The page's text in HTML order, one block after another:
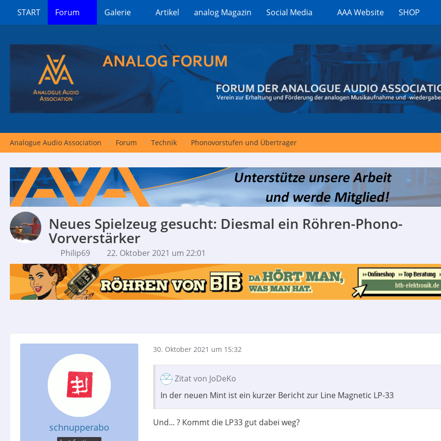
START Forum Galerie Artikel analog Magazin Social Media AAA Website SHOP
Analogue Audio Association Forum Technik Phonovorstufen und Übertrager
Neues Spielzeug gesucht: Diesmal ein Röhren-Phono-
Vorverstärker
Philip69 22. Oktober 2021 um 22:01
schnupperabo
30. Oktober 2021 um 15:32
Zitat von JoDeKo
In der neuen Mint ist ein kurzer Bericht zur Line Magnetic LP-33
Und... ? Kommt die LP33 gut dabei weg?